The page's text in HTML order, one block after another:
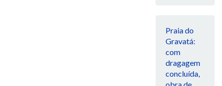
Praia do
Gravatá:
com
dragagem
concluída,